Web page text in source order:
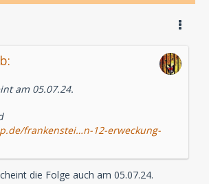
am 05.07.24.
frankenstei…n-12-erweckung-
die Folge auch am 05.07.24.